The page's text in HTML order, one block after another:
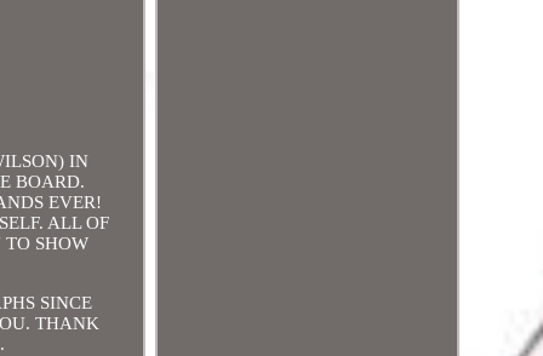
IN
BOARD.
EVER!
ALL OF
TO SHOW
SINCE
THANK